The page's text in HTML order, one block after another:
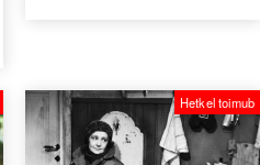
Hetkel toimub